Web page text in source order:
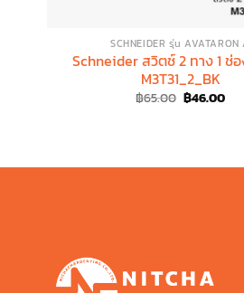
SCHNEIDER รุ่น AVATARON
Schneider สวิตช์ 2 ทาง 1 ช่
M3T31_2_BK
฿65.00 Original
price
฿46.00